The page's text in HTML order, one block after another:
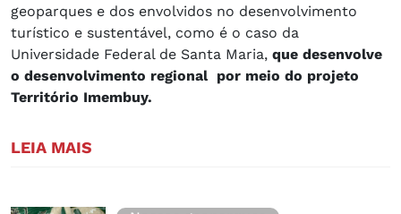
geoparques e dos envolvidos no desenvolvimento
turístico e sustentável, como é o caso da
Universidade Federal de Santa Maria, que desenvolve
o desenvolvimento regional por meio do projeto
Território Imembuy.
LEIA MAIS